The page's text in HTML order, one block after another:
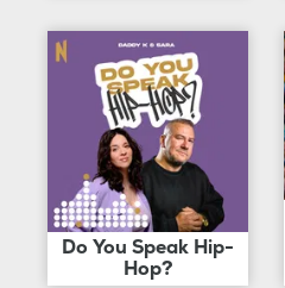
Do You Speak Hip-
Hop?